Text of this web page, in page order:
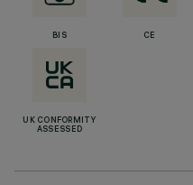
BIS CE
UK CONFORMITY
ASSESSED